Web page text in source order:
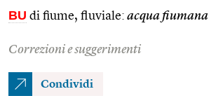
BU di fiume, fluviale: acqua fiumana
Correzioni e suggerimenti
Condividi